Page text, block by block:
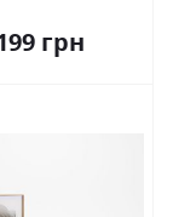
грн